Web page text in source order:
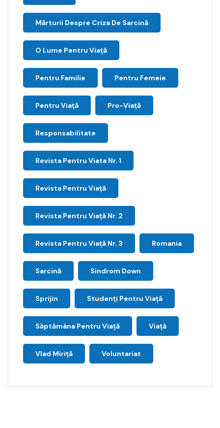
Mărturii Despre Criza De Sarcină
O Lume Pentru Viață
Pentru Familie Pentru Femeie
Pentru Viață Pro-Viață
Responsabilitate
Revista Pentru Viata Nr. 1
Revista Pentru Viață
Revista Pentru Viață Nr. 2
Revista Pentru Viață Nr. 3 Romania
Sarcină Sindrom Down
Sprijin Studenți Pentru Viață
Săptămâna Pentru Viaţă Viață
Vlad Miriță Voluntariat